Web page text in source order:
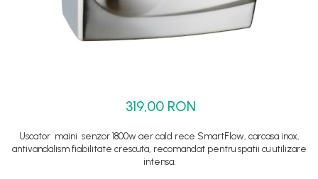
Set dus complet echipat
Suport prindere para dus
Baterii cada-Coloana dus
Coloana / panou dus
319,00 RON
Uscator maini senzor 1800w aer cald rece SmartFlow, carcasa inox,
antivandalism fiabilitate crescuta, recomandat pentru spatii cu utilizare
intensa.